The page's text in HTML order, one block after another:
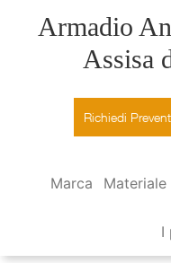
Armadio
Assisa
Richiedi
Marca Materiale
I